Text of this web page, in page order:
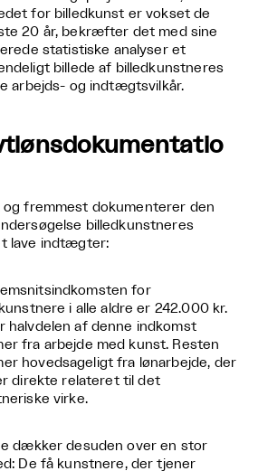
for billedkunst er vokset de
20 år, bekræfter det med sine
statistiske analyser et
billede af billedkunstneres
arbejds- og indtægtsvilkår.
og fremmest dokumenterer den
billedkunstneres
lave indtægter:
for
i alle aldre er 242.000 kr.
halvdelen af denne indkomst
fra arbejde med kunst. Resten
hovedsageligt fra lønarbejde, der
direkte relateret til det
virke.
dækker desuden over en stor
De få kunstnere, der tjener